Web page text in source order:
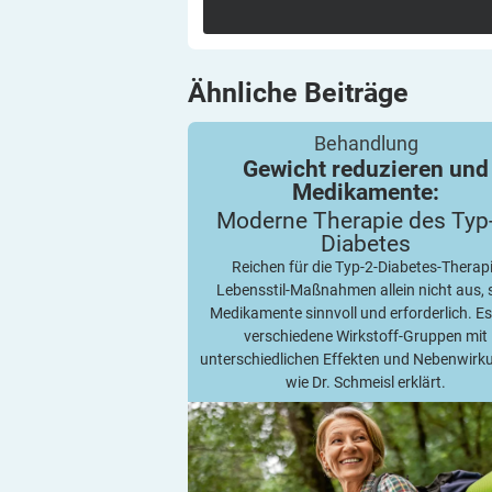
Ähnliche Beiträge
Behandlung
Gewicht reduzieren und
Medikamente:
Moderne Therapie des
Diabetes
Reichen für die Typ-2-Diabetes-
Lebensstil-Maßnahmen allein nicht aus,
Medikamente sinnvoll und erforderlich.
verschiedene Wirkstoff-Gruppen mit
unterschiedlichen Effekten und
wie Dr. Schmeisl erklärt.